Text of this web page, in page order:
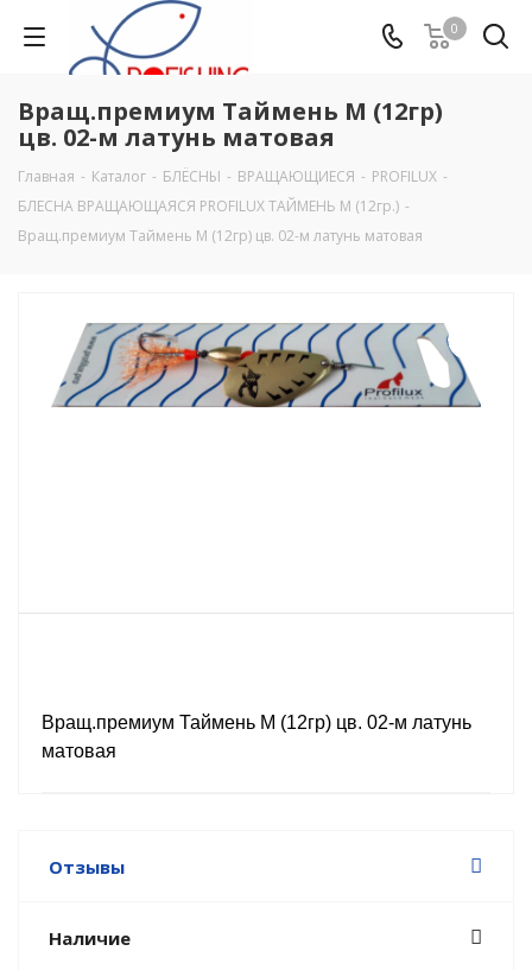
0
Вращ.премиум Таймень М (12гр)
цв. 02-м латунь матовая
Главная - Каталог - БЛЁСНЫ - ВРАЩАЮЩИЕСЯ - PROFILUX -
БЛЕСНА ВРАЩАЮЩАЯСЯ PROFILUX ТАЙМЕНЬ М (12гр.) -
Вращ.премиум Таймень М (12гр) цв. 02-м латунь матовая
Вращ.премиум Таймень М (12гр) цв. 02-м латунь
матовая
Отзывы
Наличие